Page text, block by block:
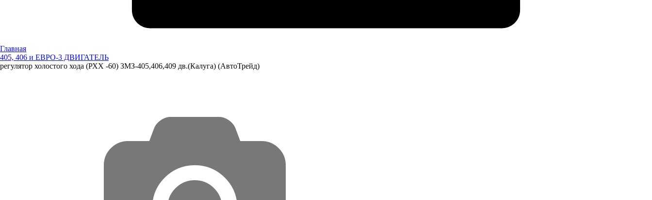
Главная
405, 406 и ЕВРО-3 ДВИГАТЕЛЬ
регулятор холостого хода (РХХ -60) ЗМЗ-405,406,409 дв.(Калуга) (АвтоТрейд)